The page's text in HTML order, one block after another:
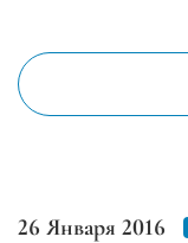
26 Января 2016